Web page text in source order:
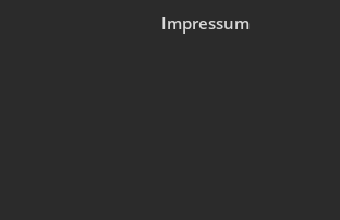
Impressum